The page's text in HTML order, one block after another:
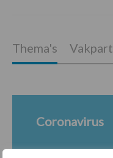
Thema's
Coronavirus